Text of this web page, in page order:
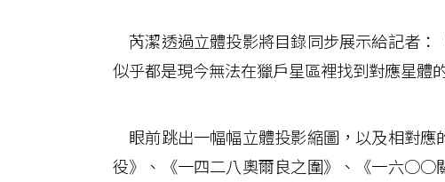
芮潔透過立體投影將目錄同步展示給記者
似乎都是現今無法在獵戶星區裡找到對應星體
眼前跳出一幅幅立體投影縮圖，以及相對
役》、《一四二八奧爾良之圍》、《一六